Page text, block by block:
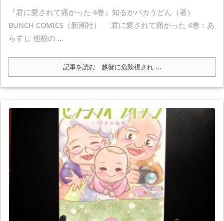
『君に愛されて痛かった 4巻』知るかバカうどん（著）
BUNCH COMICS（新潮社） 君に愛されて痛かった 4巻：あ
らすじ 他校の ...
記事を読む 越智に危険視され ...